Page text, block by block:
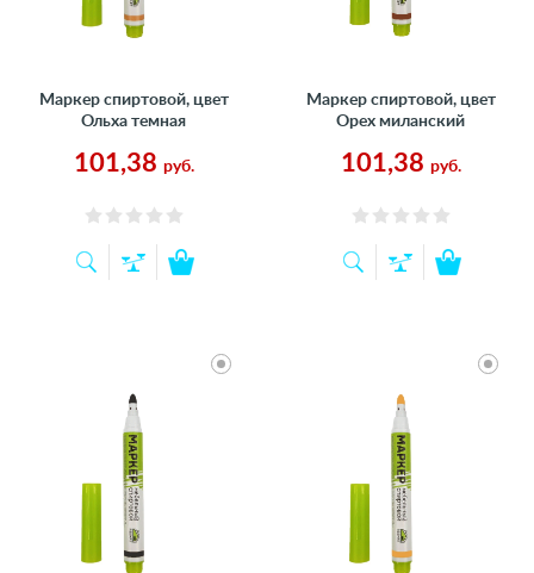
Маркер спиртовой, цвет
Ольха темная
101,38 руб.
Маркер спиртовой, цвет
Орех миланский
101,38 руб.